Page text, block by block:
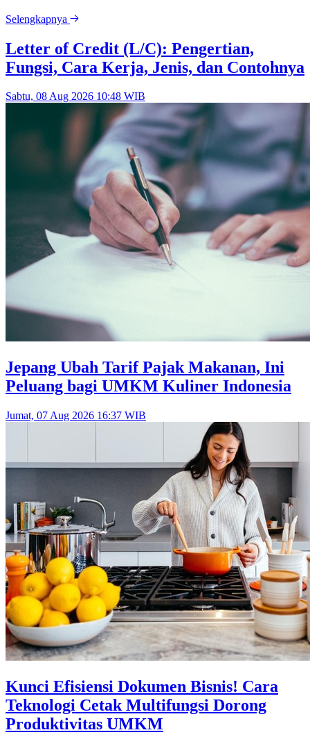
Selengkapnya
Letter of Credit (L/C): Pengertian,
Fungsi, Cara Kerja, Jenis, dan Contohnya
Sabtu, 08 Aug 2026 10:48 WIB
Jepang Ubah Tarif Pajak Makanan, Ini
Peluang bagi UMKM Kuliner Indonesia
Jumat, 07 Aug 2026 16:37 WIB
Kunci Efisiensi Dokumen Bisnis! Cara
Teknologi Cetak Multifungsi Dorong
Produktivitas UMKM